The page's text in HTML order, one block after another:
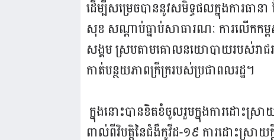
ដើម្បីសម្រេចបាននូវសមិទ្ធផលក្នុងការធាន
សុខ សណ្តាប់ធ្នាប់សាធារណៈ ការលើកកម្ព
សង្គម ស្របតាមគោលនយោបាយរបស់រាជ
កាត់បន្ថយភាពក្រីក្ររបស់ប្រជាពលរដ្ឋ។
ក្នុងនោះបានខិតខំចូលរួមក្នុងការដោះស្
ពាល់ពីវិបត្តិនៃជំងឺកូវីដ-១៩ ការដោះស្រ